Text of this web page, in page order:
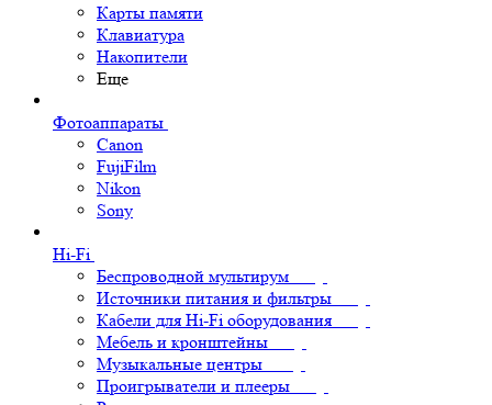
Карты памяти
Клавиатура
Накопители
Еще
Фотоаппараты
Canon
FujiFilm
Nikon
Sony
Hi-Fi
Беспроводной мультирум
Источники питания и фильтры
Кабели для Hi-Fi оборудования
Мебель и кронштейны
Музыкальные центры
Проигрыватели и плееры